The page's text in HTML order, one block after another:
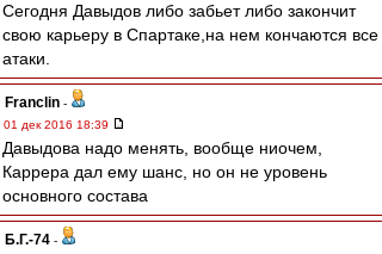
Сегодня Давыдов либо забьет либо закончит
свою карьеру в Спартаке,на нем кончаются все
атаки.
Franclin -
01 дек 2016 18:39
Давыдова надо менять, вообще ниочем,
Каррера дал ему шанс, но он не уровень
основного состава
Б.Г.-74 -